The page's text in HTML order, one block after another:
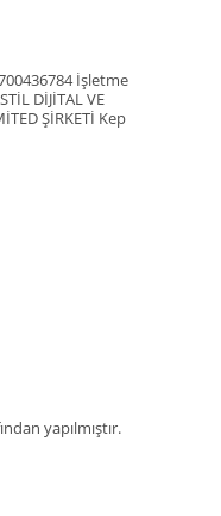
İşletme
DİJİTAL VE
ŞİRKETİ Kep
yapılmıştır.